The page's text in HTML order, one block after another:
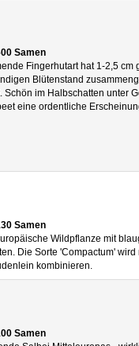
Samen
Fingerhutart hat 1-2,5 cm
Blütenstand
im Halbschatten unter
eine ordentliche
Samen
Wildpflanze mit
Die Sorte 'Compactum' wird
kombinieren.
Samen